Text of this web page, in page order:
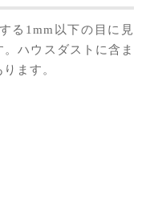
る1mm以下の目に見
ハウスダストに含ま
ます。